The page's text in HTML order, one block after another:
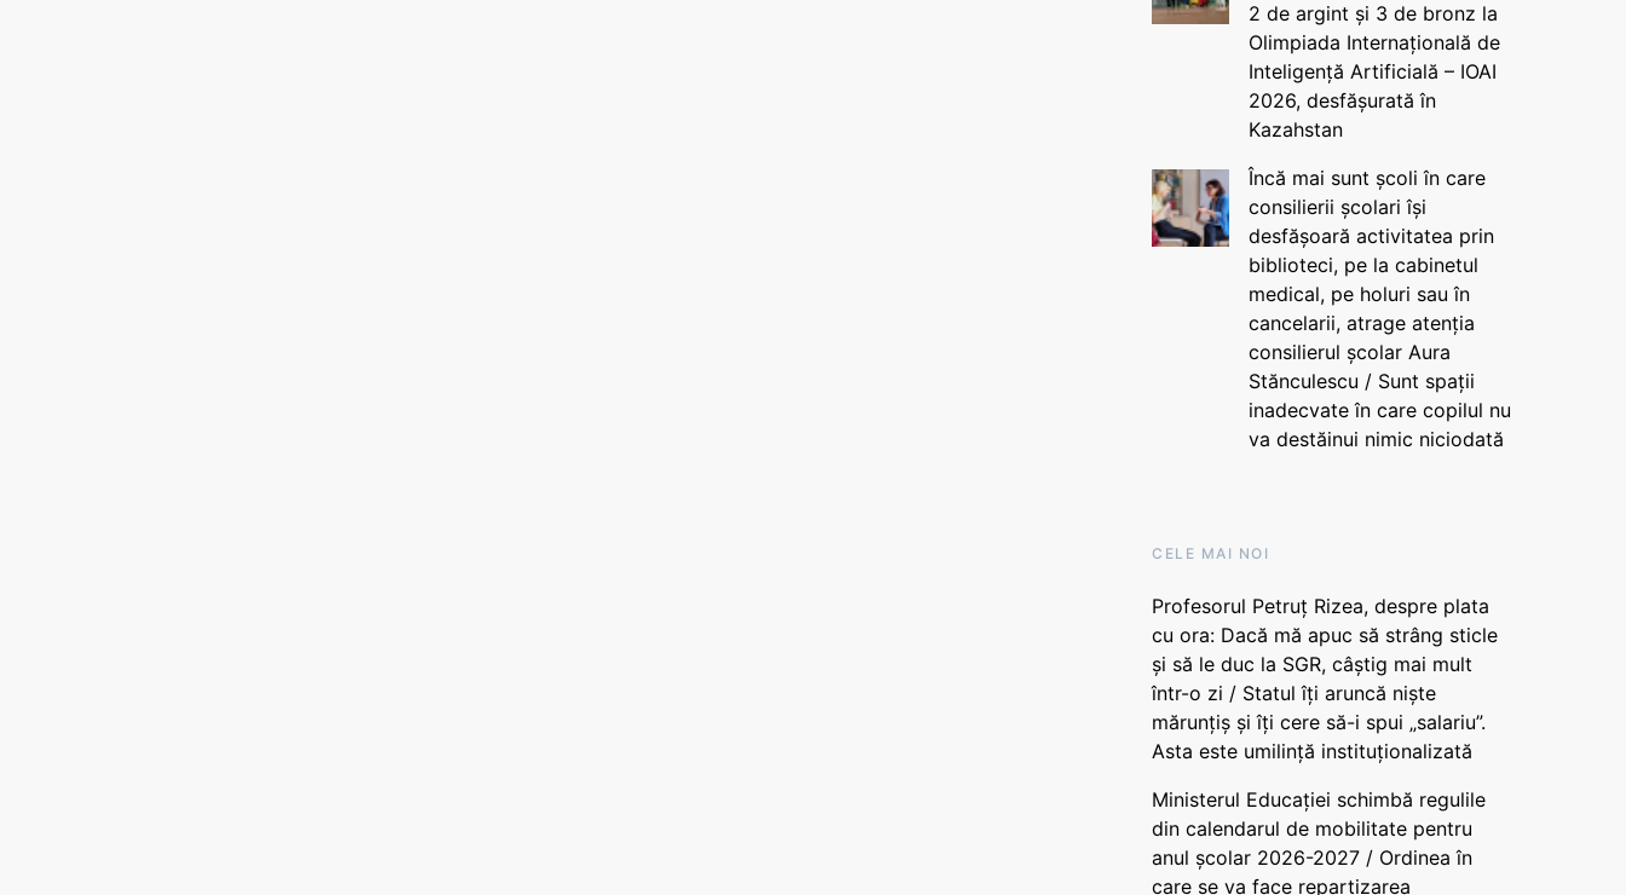
2 de argint și 3 de bronz la
Olimpiada Internațională de
Inteligență Artificială – IOAI
2026, desfășurată în
Kazahstan
Încă mai sunt școli în care
consilierii școlari își
desfășoară activitatea prin
biblioteci, pe la cabinetul
medical, pe holuri sau în
cancelarii, atrage atenția
consilierul școlar Aura
Stănculescu / Sunt spații
inadecvate în care copilul nu
va destăinui nimic niciodată
CELE MAI NOI
Profesorul Petruț Rizea, despre plata
cu ora: Dacă mă apuc să strâng sticle
și să le duc la SGR, câștig mai mult
într-o zi / Statul îți aruncă niște
mărunțiș și îți cere să-i spui „salariu”.
Asta este umilință instituționalizată
Ministerul Educației schimbă regulile
din calendarul de mobilitate pentru
anul școlar 2026-2027 / Ordinea în
care se va face repartizarea